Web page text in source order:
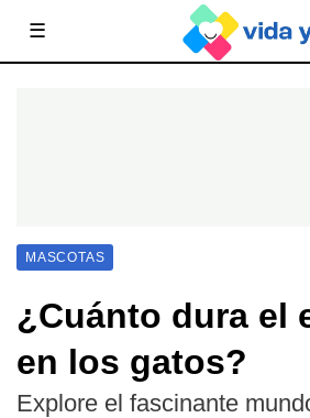
☰
MASCOTAS
¿Cuánto dura el
en los gatos?
Explore el fascinante